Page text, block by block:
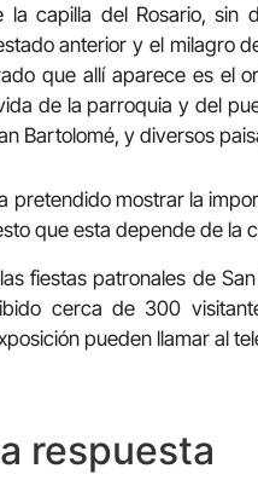
la capilla del Rosario,
anterior y el milagro
que allí aparece es el
de la parroquia y del
Bartolomé, y diversos
pretendido mostrar la
que esta depende de la
fiestas patronales de
cerca de 300
pueden llamar al
respuesta